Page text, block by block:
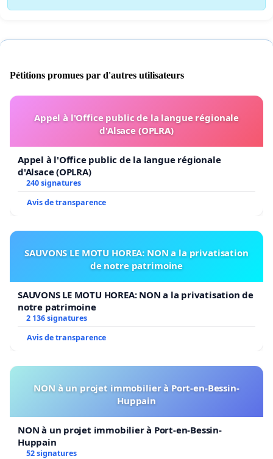
Pétitions promues par d'autres utilisateurs
Appel à l'Office public de la langue régionale
d'Alsace (OPLRA)
Appel à l'Office public de la langue régionale
d'Alsace (OPLRA)
240 signatures
Avis de transparence
SAUVONS LE MOTU HOREA: NON a la privatisation
de notre patrimoine
SAUVONS LE MOTU HOREA: NON a la privatisation de
notre patrimoine
2 136 signatures
Avis de transparence
NON à un projet immobilier à Port-en-Bessin-
Huppain
NON à un projet immobilier à Port-en-Bessin-
Huppain
52 signatures